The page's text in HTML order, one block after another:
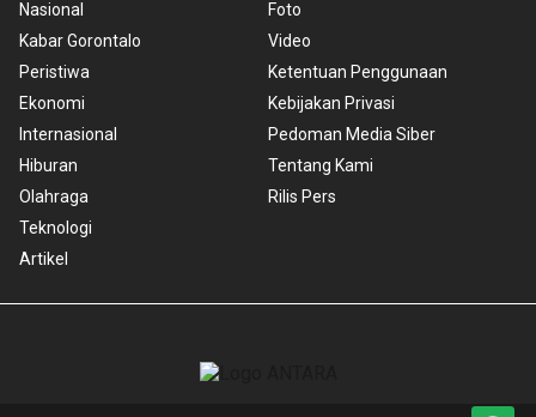
Nasional
Kabar Gorontalo
Peristiwa
Ekonomi
Internasional
Hiburan
Olahraga
Teknologi
Artikel
Foto
Video
Ketentuan Penggunaan
Kebijakan Privasi
Pedoman Media Siber
Tentang Kami
Rilis Pers